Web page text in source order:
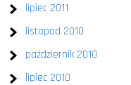
lipiec 2011
listopad 2010
październik 2010
lipiec 2010